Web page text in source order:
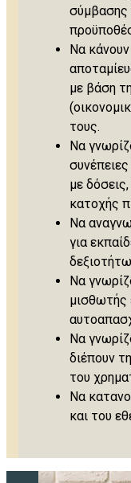
σύμβασης
Να
με βάση
τους.
Να
με
κατοχής
Να
για
Να
μισθωτής
Να
διέπουν
του
Να
και του